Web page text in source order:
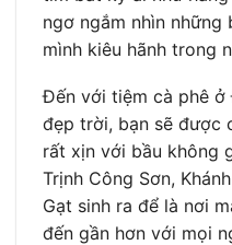
ngơ ngắm nhìn
mình kiêu hãnh trong
Đến với tiệm cà phê
đẹp trời, bạn sẽ được
rất xịn với bầu không
Trịnh Công Sơn,
Gạt sinh ra để là nơi
đến gần hơn với mọi